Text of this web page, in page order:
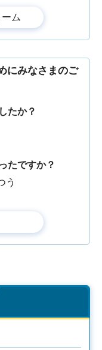
にみなさまのご
たか？
たですか？
う